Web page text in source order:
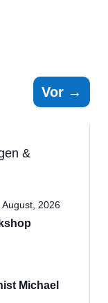
Vor→
&
August, 2026
Michael